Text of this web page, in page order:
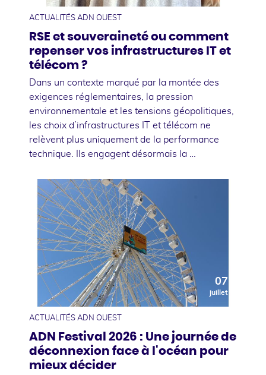
ACTUALITÉS ADN OUEST
RSE et souveraineté ou comment
repenser vos infrastructures IT et
télécom ?
Dans un contexte marqué par la montée des
exigences réglementaires, la pression
environnementale et les tensions géopolitiques,
les choix d’infrastructures IT et télécom ne
relèvent plus uniquement de la performance
technique. Ils engagent désormais la …
07
juillet
ACTUALITÉS ADN OUEST
ADN Festival 2026 : Une journée de
déconnexion face à l'océan pour
mieux décider